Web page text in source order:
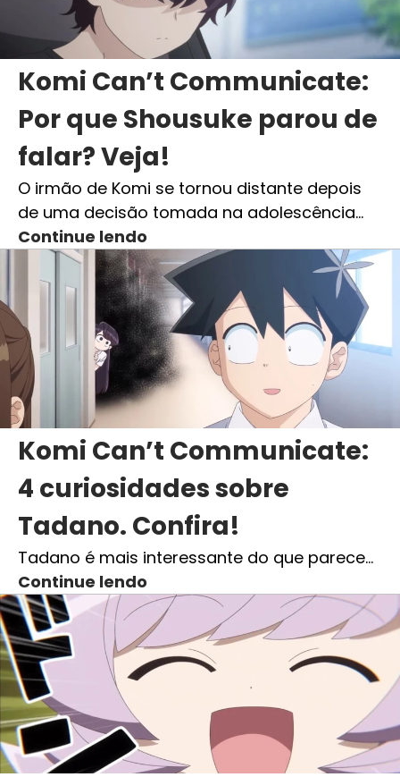
Komi Can’t Communicate:
Por que Shousuke parou de
falar? Veja!
O irmão de Komi se tornou distante depois
de uma decisão tomada na adolescência…
Continue lendo
Komi Can’t Communicate:
4 curiosidades sobre
Tadano. Confira!
Tadano é mais interessante do que parece…
Continue lendo